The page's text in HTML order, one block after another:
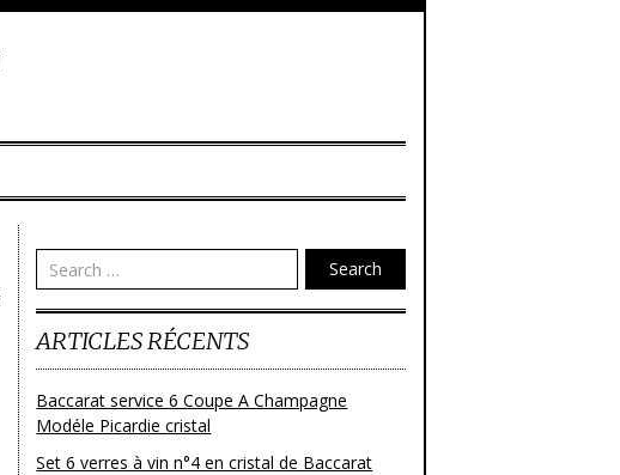
Search
ARTICLES RÉCENTS
Baccarat service 6 Coupe A Champagne
Modéle Picardie cristal
Set 6 verres à vin n°4 en cristal de Baccarat